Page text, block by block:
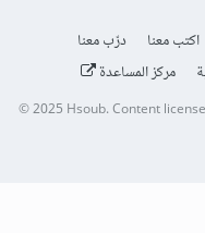
اكتب معنا
درّب معنا
مركز المساعدة
© 2025 Hsoub.Content